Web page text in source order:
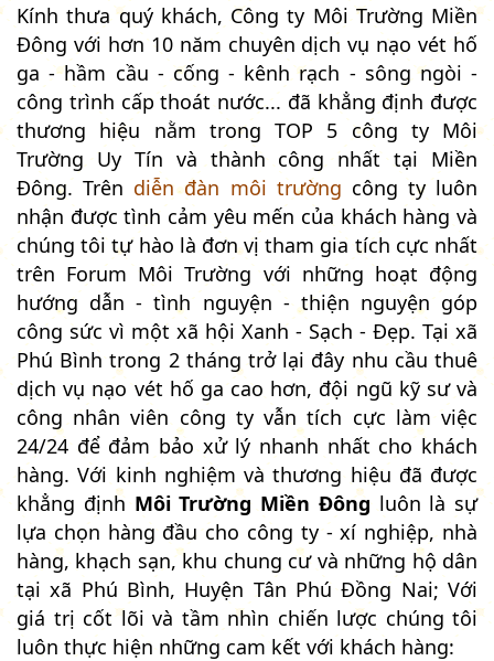
Kính thưa quý khách, Công ty Môi Trường Miền
Đông với hơn 10 năm chuyên dịch vụ nạo vét hố
ga - hầm cầu - cống - kênh rạch - sông ngòi -
công trình cấp thoát nước... đã khẳng định được
thương hiệu nằm trong TOP 5 công ty Môi
Trường Uy Tín và thành công nhất tại Miền
Đông. Trên diễn đàn môi trường công ty luôn
nhận được tình cảm yêu mến của khách hàng và
chúng tôi tự hào là đơn vị tham gia tích cực nhất
trên Forum Môi Trường với những hoạt động
hướng dẫn - tình nguyện - thiện nguyện góp
công sức vì một xã hội Xanh - Sạch - Đẹp. Tại xã
Phú Bình trong 2 tháng trở lại đây nhu cầu thuê
dịch vụ nạo vét hố ga cao hơn, đội ngũ kỹ sư và
công nhân viên công ty vẫn tích cực làm việc
24/24 để đảm bảo xử lý nhanh nhất cho khách
hàng. Với kinh nghiệm và thương hiệu đã được
khẳng định Môi Trường Miền Đông luôn là sự
lựa chọn hàng đầu cho công ty - xí nghiệp, nhà
hàng, khạch sạn, khu chung cư và những hộ dân
tại xã Phú Bình, Huyện Tân Phú Đồng Nai; Với
giá trị cốt lõi và tầm nhìn chiến lược chúng tôi
luôn thực hiện những cam kết với khách hàng: